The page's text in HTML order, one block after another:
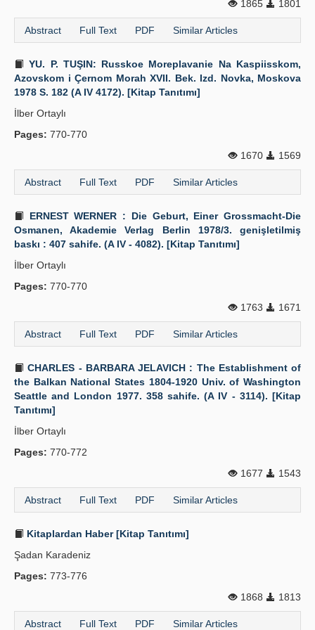
1865 1801
Abstract Full Text PDF Similar Articles
YU. P. TUŞIN: Russkoe Moreplavanie Na Kaspiisskom,
Azovskom i Çernom Morah XVII. Bek. Izd. Novka, Moskova
1978 S. 182 (A IV 4172). [Kitap Tanıtımı]
İlber Ortaylı
Pages: 770-770
1670
1569
Abstract Full Text PDF Similar Articles
ERNEST WERNER : Die Geburt, Einer Grossmacht-Die
Osmanen, Akademie Verlag Berlin 1978/3. genişletilmiş
baskı : 407 sahife. (A IV - 4082). [Kitap Tanıtımı]
İlber Ortaylı
Pages: 770-770
1763
1671
Abstract Full Text PDF Similar Articles
CHARLES - BARBARA JELAVICH : The Establishment of
the Balkan National States 1804-1920 Univ. of Washington
Seattle and London 1977. 358 sahife. (A IV - 3114). [Kitap
Tanıtımı]
İlber Ortaylı
Pages: 770-772
1677
1543
Abstract Full Text PDF Similar Articles
Kitaplardan Haber [Kitap Tanıtımı]
Şadan Karadeniz
Pages: 773-776
1868
1813
Abstract Full Text PDF Similar Articles